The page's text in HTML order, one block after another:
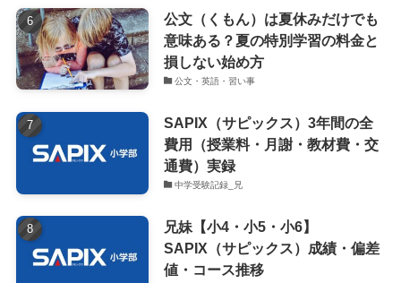
公文（くもん）は夏休みだけでも
意味ある？夏の特別学習の料金と
損しない始め方
公文・英語・習い事
SAPIX（サピックス）3年間の全
費用（授業料・月謝・教材費・交
通費）実録
中学受験記録_兄
兄妹【小4・小5・小6】
SAPIX（サピックス）成績・偏差
値・コース推移